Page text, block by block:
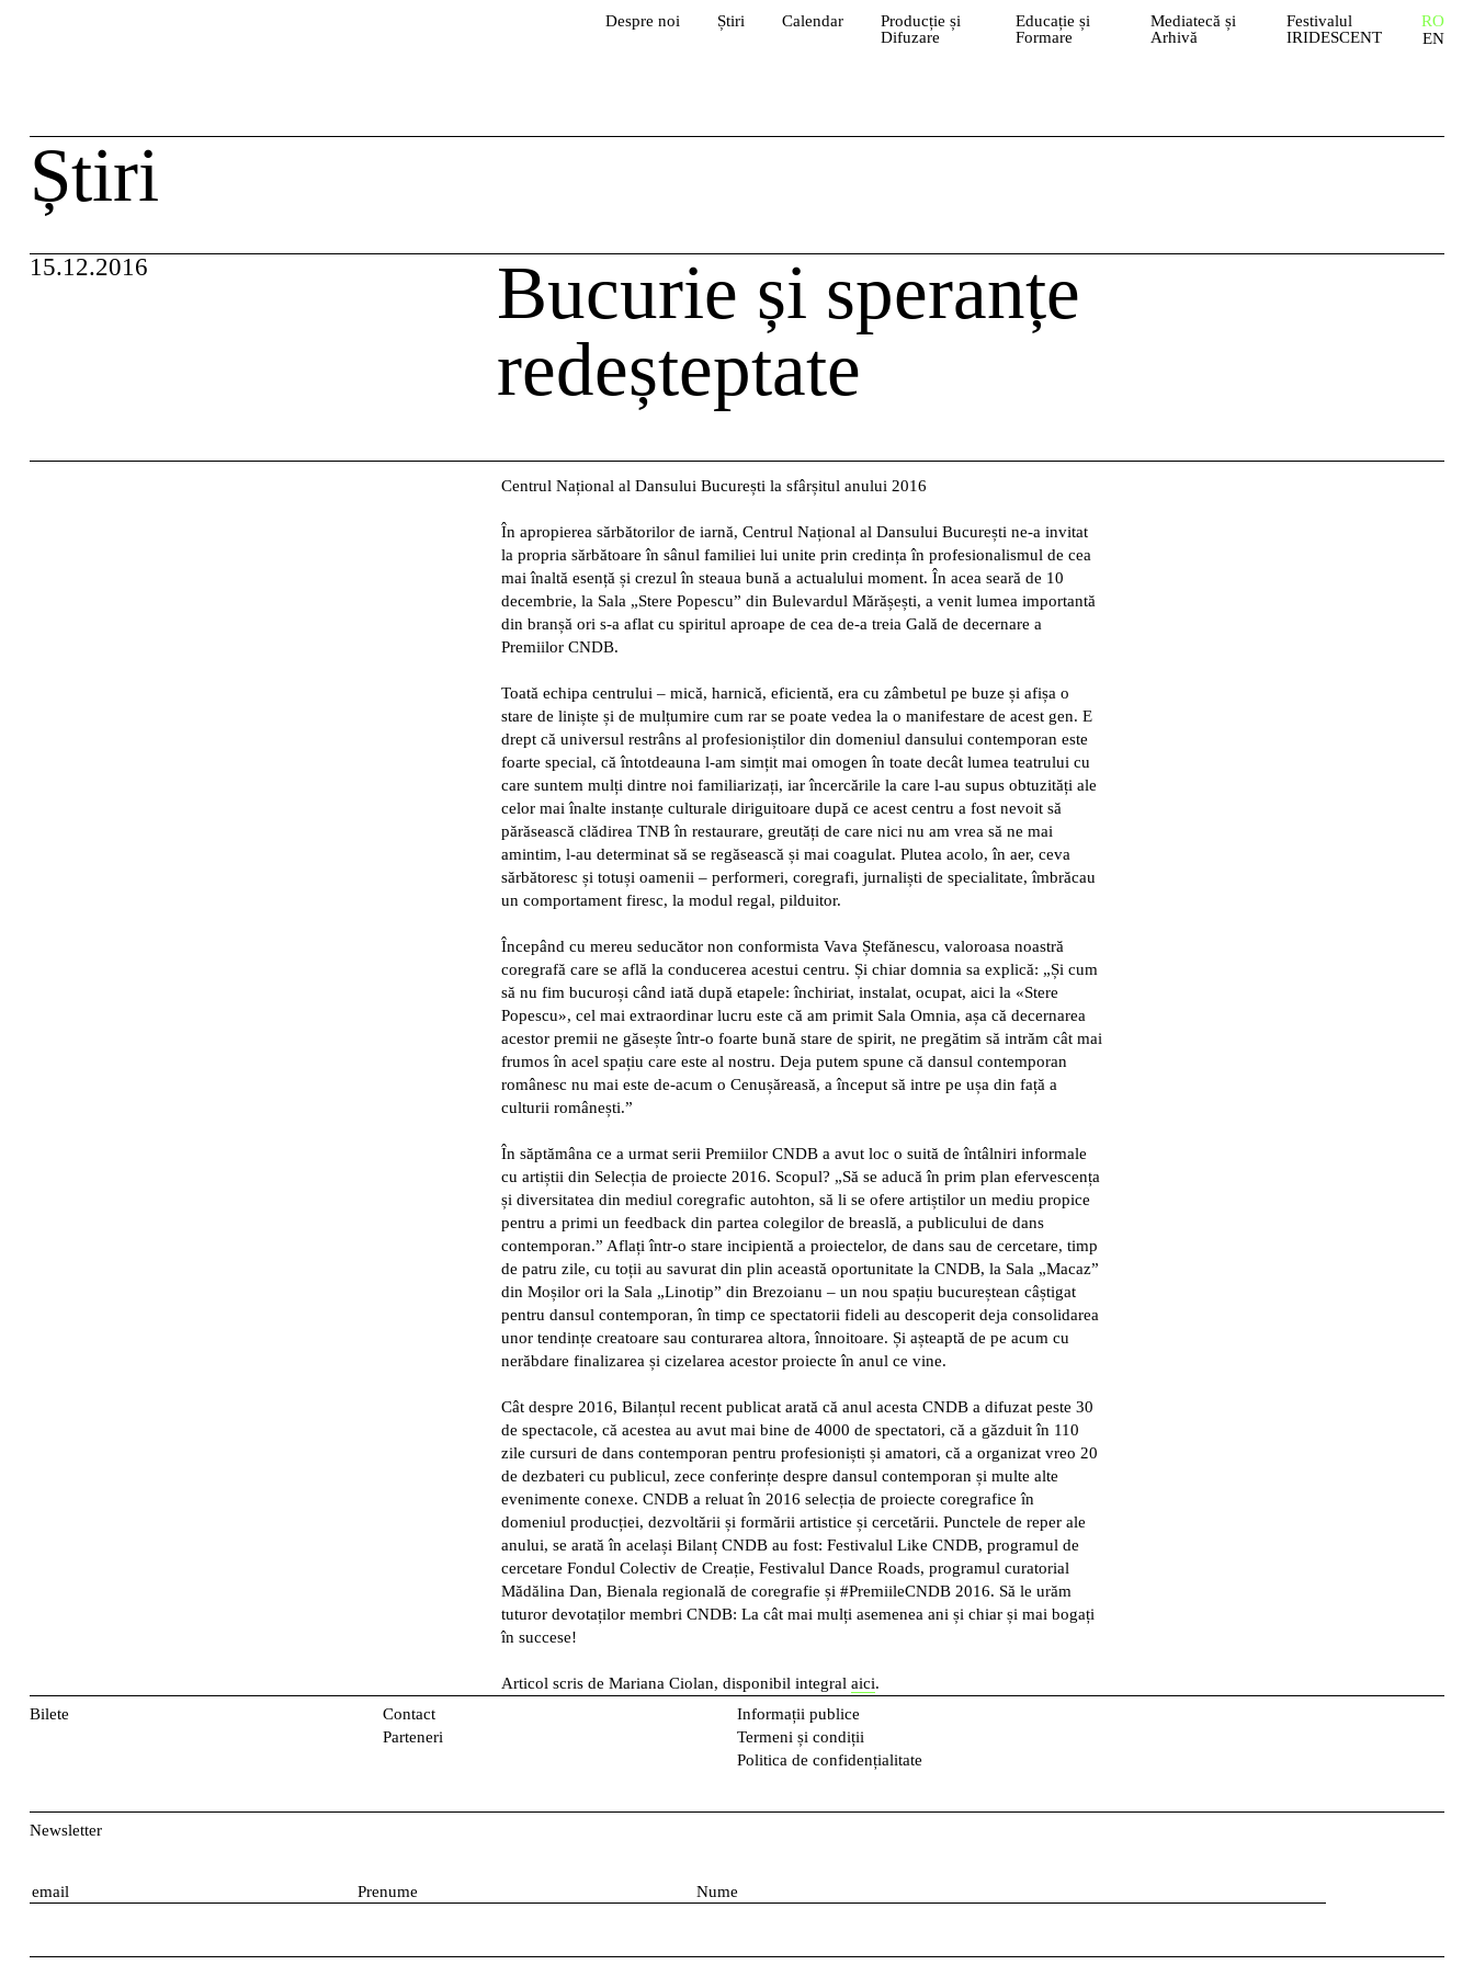
Despre noi Știri Calendar
Producție și
Difuzare
Educație și
Formare
Mediatecă și
Arhivă
Festivalul
IRIDESCENT
RO
EN
Știri
15.12.2016
Bucurie și speranțe
redeșteptate
Centrul Național al Dansului București la sfârșitul anului 2016
În apropierea sărbătorilor de iarnă, Centrul Național al Dansului București ne-a invitat
la propria sărbătoare în sânul familiei lui unite prin credința în profesionalismul de cea
mai înaltă esență și crezul în steaua bună a actualului moment. În acea seară de 10
decembrie, la Sala „Stere Popescu” din Bulevardul Mărășești, a venit lumea importantă
din branșă ori s-a aflat cu spiritul aproape de cea de-a treia Gală de decernare a
Premiilor CNDB.
Toată echipa centrului – mică, harnică, eficientă, era cu zâmbetul pe buze și afișa o
stare de liniște și de mulțumire cum rar se poate vedea la o manifestare de acest gen. E
drept că universul restrâns al profesioniștilor din domeniul dansului contemporan este
foarte special, că întotdeauna l-am simțit mai omogen în toate decât lumea teatrului cu
care suntem mulți dintre noi familiarizați, iar încercările la care l-au supus obtuzități ale
celor mai înalte instanțe culturale diriguitoare după ce acest centru a fost nevoit să
părăsească clădirea TNB în restaurare, greutăți de care nici nu am vrea să ne mai
amintim, l-au determinat să se regăsească și mai coagulat. Plutea acolo, în aer, ceva
sărbătoresc și totuși oamenii – performeri, coregrafi, jurnaliști de specialitate, îmbrăcau
un comportament firesc, la modul regal, pilduitor.
Începând cu mereu seducător non conformista Vava Ștefănescu, valoroasa noastră
coregrafă care se află la conducerea acestui centru. Și chiar domnia sa explică: „Și cum
să nu fim bucuroși când iată după etapele: închiriat, instalat, ocupat, aici la «Stere
Popescu», cel mai extraordinar lucru este că am primit Sala Omnia, așa că decernarea
acestor premii ne găsește într-o foarte bună stare de spirit, ne pregătim să intrăm cât mai
frumos în acel spațiu care este al nostru. Deja putem spune că dansul contemporan
românesc nu mai este de-acum o Cenușăreasă, a început să intre pe ușa din față a
culturii românești.”
În săptămâna ce a urmat serii Premiilor CNDB a avut loc o suită de întâlniri informale
cu artiștii din Selecția de proiecte 2016. Scopul? „Să se aducă în prim plan efervescența
și diversitatea din mediul coregrafic autohton, să li se ofere artiștilor un mediu propice
pentru a primi un feedback din partea colegilor de breaslă, a publicului de dans
contemporan.” Aflați într-o stare incipientă a proiectelor, de dans sau de cercetare, timp
de patru zile, cu toții au savurat din plin această oportunitate la CNDB, la Sala „Macaz”
din Moșilor ori la Sala „Linotip” din Brezoianu – un nou spațiu bucureștean câștigat
pentru dansul contemporan, în timp ce spectatorii fideli au descoperit deja consolidarea
unor tendințe creatoare sau conturarea altora, înnoitoare. Și așteaptă de pe acum cu
nerăbdare finalizarea și cizelarea acestor proiecte în anul ce vine.
Cât despre 2016, Bilanțul recent publicat arată că anul acesta CNDB a difuzat peste 30
de spectacole, că acestea au avut mai bine de 4000 de spectatori, că a găzduit în 110
zile cursuri de dans contemporan pentru profesioniști și amatori, că a organizat vreo 20
de dezbateri cu publicul, zece conferințe despre dansul contemporan și multe alte
evenimente conexe. CNDB a reluat în 2016 selecția de proiecte coregrafice în
domeniul producției, dezvoltării și formării artistice și cercetării. Punctele de reper ale
anului, se arată în același Bilanț CNDB au fost: Festivalul Like CNDB, programul de
cercetare Fondul Colectiv de Creație, Festivalul Dance Roads, programul curatorial
Mădălina Dan, Bienala regională de coregrafie și #PremiileCNDB 2016. Să le urăm
tuturor devotaților membri CNDB: La cât mai mulți asemenea ani și chiar și mai bogați
în succese!
Articol scris de Mariana Ciolan, disponibil integral aici.
Bilete
Contact
Parteneri
Informații publice
Termeni și condiții
Politica de confidențialitate
Newsletter
E
i
P
n
N
e